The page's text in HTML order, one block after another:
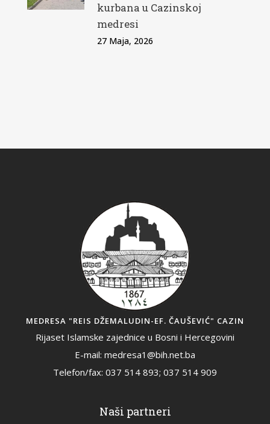
kurbana u Cazinskoj
medresi
27 Maja, 2026
MEDRESA "REIS DŽEMALUDIN-EF. ČAUŠEVIĆ" CAZIN
Rijaset Islamske zajednice u Bosni i Hercegovini
E-mail: medresa1@bih.net.ba
Telefon/fax: 037 514 893; 037 514 909
Naši partneri